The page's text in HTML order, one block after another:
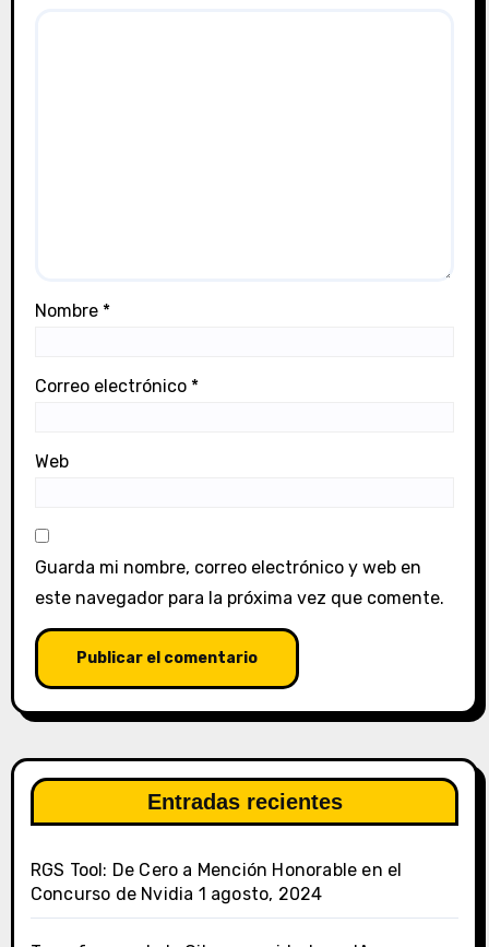
Nombre *
Correo electrónico *
Web
Guarda mi nombre, correo electrónico y web en
este navegador para la próxima vez que comente.
Entradas recientes
RGS Tool: De Cero a Mención Honorable en el
Concurso de Nvidia 1 agosto, 2024